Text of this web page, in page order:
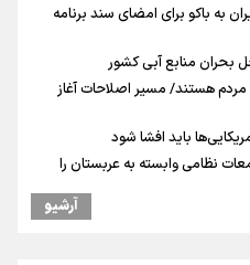
به باکو برای امضای سند برنامه
بحران منابع آبی کشور
هستند/ مسیر اصلاحات آغاز
باید افشا شود
نظامی وابسته به عربستان را
استاندار خوزستان: دو میلیون و ۱۷۰ هزار تردد در مرزهای شلمچه و چذابه
آرشیو